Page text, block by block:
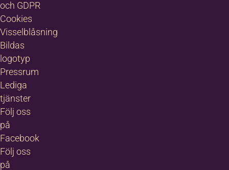
och GDPR
Cookies
Visselblåsning
Bildas
logotyp
Pressrum
Lediga
tjänster
Följ oss
på
Facebook
Följ oss
på